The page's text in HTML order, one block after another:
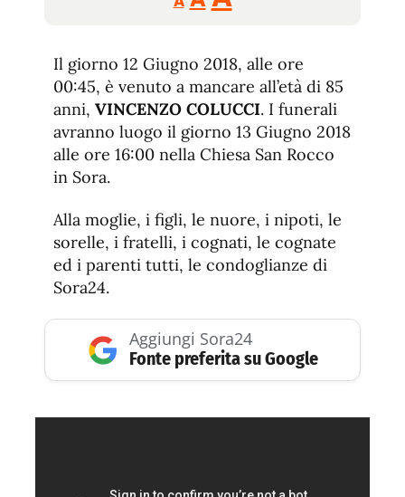
tamaño
de
fuente
de
fuente.
Il giorno 12 Giugno 2018, alle ore
00:45, è venuto a mancare all’età di 85
anni, VINCENZO COLUCCI. I funerali
avranno luogo il giorno 13 Giugno 2018
alle ore 16:00 nella Chiesa San Rocco
in Sora.
Alla moglie, i figli, le nuore, i nipoti, le
sorelle, i fratelli, i cognati, le cognate
ed i parenti tutti, le condoglianze di
Sora24.
Aggiungi Sora24
Fonte preferita su Google